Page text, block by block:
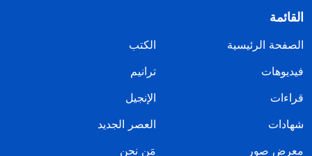
القائمة
الصفحة الرئيسية
الكتب
فيديوهات
ترانيم
قراءات
الإنجيل
شهادات
العصر الجديد
معرض صور
مَن نحن